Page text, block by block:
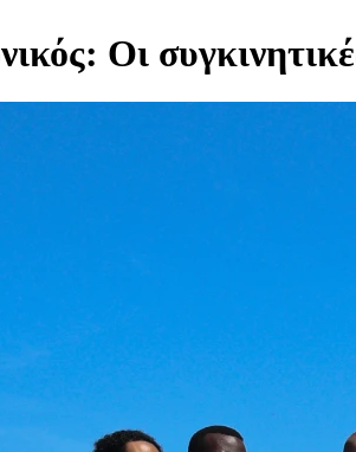
Οι